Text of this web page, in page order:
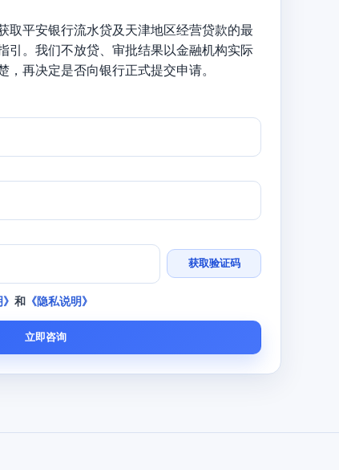
取平安银行流水贷及天津地区经营贷款的最
引。我们不放贷、审批结果以金融机构实际
，再决定是否向银行正式提交申请。
获取验证码
和 《隐私说明》
立即咨询